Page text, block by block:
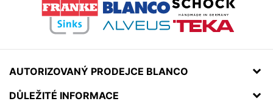
AUTORIZOVANÝ PRODEJCE BLANCO
DŮLEŽITÉ INFORMACE